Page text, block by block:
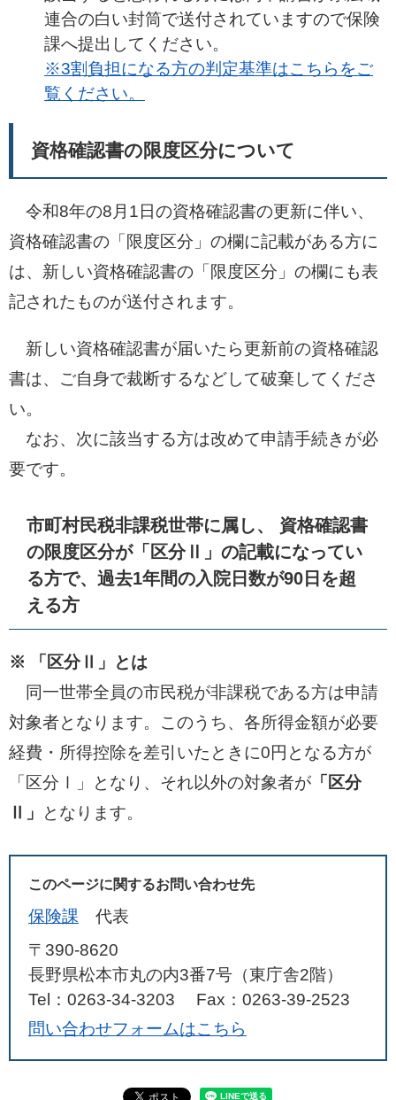
連合の白い封筒で送付されていますので保険
課へ提出してください。
※3割負担になる方の判定基準はこちらをご
覧ください。
資格確認書の限度区分について
令和8年の8月1日の資格確認書の更新に伴い、
資格確認書の「限度区分」の欄に記載がある方に
は、新しい資格確認書の「限度区分」の欄にも表
記されたものが送付されます。
新しい資格確認書が届いたら更新前の資格確認
書は、ご自身で裁断するなどして破棄してくださ
い。
なお、次に該当する方は改めて申請手続きが必
要です。
市町村民税非課税世帯に属し、 資格確認書
の限度区分が「区分Ⅱ」の記載になってい
る方で、過去1年間の入院日数が90日を超
える方
※ 「区分Ⅱ」とは
同一世帯全員の市民税が非課税である方は申請
対象者となります。このうち、各所得金額が必要
経費・所得控除を差引いたときに0円となる方が
「区分Ⅰ」となり、それ以外の対象者が 「区分
Ⅱ」
となります。
このページに関するお問い合わせ先
保険課
代表
〒390-8620
長野県松本市丸の内3番7号（東庁舎2階）
Tel：0263-34-3203
Fax：0263-39-2523
問い合わせフォームはこちら